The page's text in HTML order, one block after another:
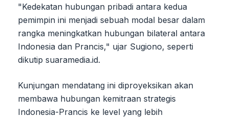
"Kedekatan hubungan pribadi antara kedua
pemimpin ini menjadi sebuah modal besar dalam
rangka meningkatkan hubungan bilateral antara
Indonesia dan Prancis," ujar Sugiono, seperti
dikutip suaramedia.id.
Kunjungan mendatang ini diproyeksikan akan
membawa hubungan kemitraan strategis
Indonesia-Prancis ke level yang lebih